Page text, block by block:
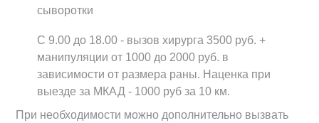
сыворотки
С 9.00 до 18.00 - вызов хирурга 3500 руб. +
манипуляции от 1000 до 2000 руб. в
зависимости от размера раны. Наценка при
выезде за МКАД - 1000 руб за 10 км.
При необходимости можно дополнительно вызвать